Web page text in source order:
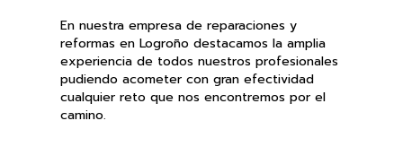
En nuestra empresa de reparaciones y
reformas en Logroño destacamos la amplia
experiencia de todos nuestros profesionales
pudiendo acometer con gran efectividad
cualquier reto que nos encontremos por el
camino.